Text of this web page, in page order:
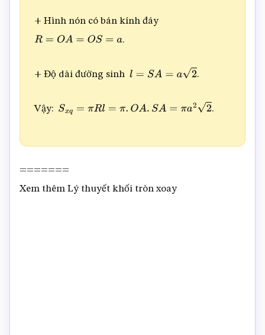
+ Hình nón có bán kính đáy
R=O A=O S= a .
+ Độ dài đường sinh l =S A=a 2 .
Vậy: Sxq =π Rl=π.O A.SA=πa22 .
=======
Xem thêm Lý thuyết khối tròn xoay